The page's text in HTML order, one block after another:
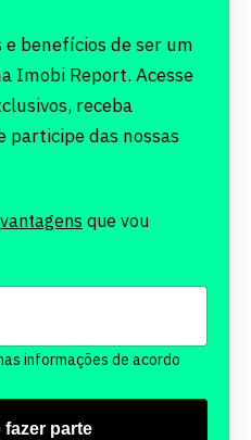
benefícios de ser um
Imobi Report. Acesse
receba
participe das nossas
vantagens que vou
informações de acordo
fazer parte